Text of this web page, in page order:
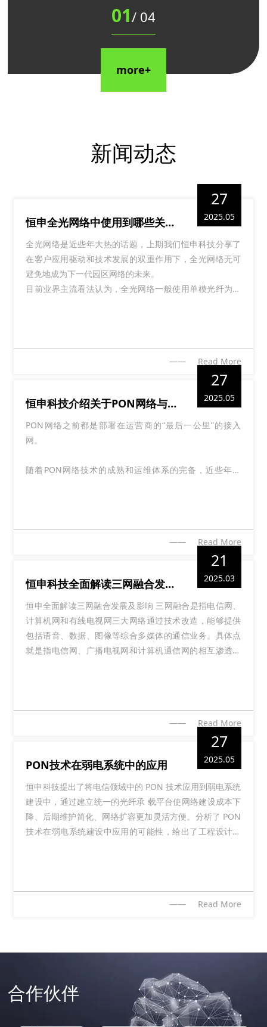
more+
01/ 04
新闻动态
27
2025.05
恒申全光网络中使用到哪些关键技术？
全光网络是近些年大热的话题，上期我们恒申科技分享了
在客户应用驱动和技术发展的双重作用下，全光网络无可
避免地成为下一代园区网络的未来。
目前业界主流看法认为，全光网络一般使用单模光纤为介
那么全光网络中使用到哪些关键技术？在不同的场景下的
应用方案是怎样的呢？今天恒申科技就为大家做个系统性
—— Read More
27
2025.05
恒申科技介绍关于PON网络与以太网的区别
PON网络之前都是部署在运营商的“最后一公里”的接入
网。
随着PON网络技术的成熟和运维体系的完备，近些年，
而行业网以前基本上都是交换机的天下，现在要来抢市
场，必然就涉及到PON与以太网优劣势的对比。
关于这两者的对比，网上也是吵翻天了，PON说PON厉
害，交换机说交换机厉害。
那我们今天就选取几个方面来对比总结下吧。
1. PON网络
处于中间的无源的光纤分配网络。
工作原理：OLT通过ODN向多个ONU广播下行数据，ONU
免冲突。
2. PON网络
架构：以太网是一种局域网（LAN）技术，通常采用星型
典的话：基于原MAC地址学习，基于目的MAC地址转发。
—— Read More
21
2025.03
恒申科技全面解读三网融合发展及影响
恒申全面解读三网融合发展及影响 三网融合是指电信网、
计算机网和有线电视网三大网络通过技术改造，能够提供
包括语音、数据、图像等综合多媒体的通信业务。具体点
就是指电信网、广播电视网和计算机通信网的相互渗透、
媒体基础平台。三网融合实现之后，我们可以用电视
—— Read More
27
2025.05
PON技术在弱电系统中的应用
恒申科技提出了将电信领域中的 PON 技术应用到弱电系统
建设中，通过建立统一的光纤承 载平台使网络建设成本下
降、后期维护简化、网络扩容更加灵活方便。分析了 PON
技术在弱电系统建设中应用的可能性，给出了工程设计实
a unified carrier platform to cut down the network
enable the latter part of the network expansion more
flexible and convenient. It analyzes the possibilities
of applying PON technology to the weak cut system,
—— Read More
合作伙伴